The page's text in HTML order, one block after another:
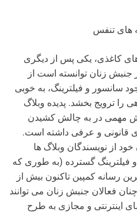
های تنفس
کاغذی، یکی پس از دیگری
زنان توانسته است از
سانسور و فیلترینگ، به خوبی
را ترویج بخشد. پدیده وبلاگ
مهمی در به چالش کشیدن
قانونی و عرفی داشته است.
از نویسندگان وبلاگ ها
و فیلترینگ گسترده (به طوری که
رسانه کمپین تاکنون بیش از
چنان فعالان جنبش زنان می توانند
اینترنتی و مجازی به طرح